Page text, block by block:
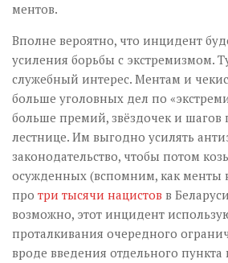
ментов.
Вполне вероятно, что инцидент
усиления борьбы с экстремизмом.
служебный интерес. Ментам и
больше уголовных дел по
больше премий, звёздочек и шагов
лестнице. Им выгодно усилять
законодательство, чтобы потом
осужденных (вспомним, как менты
про три тысячи нацистов в
возможно, этот инцидент
проталкивания очередного
вроде введения отдельного